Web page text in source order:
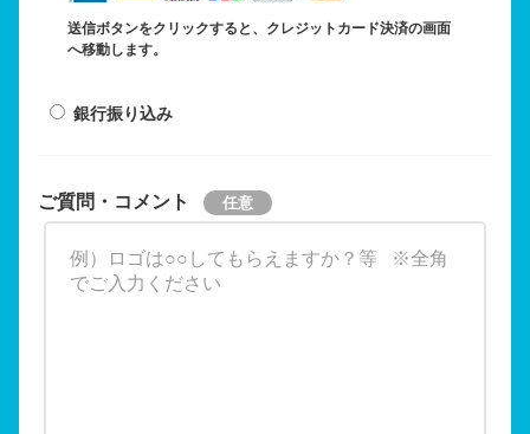
送信ボタンをクリックすると、クレジットカード決済の画面
へ移動します。
銀行振り込み
ご質問・コメント